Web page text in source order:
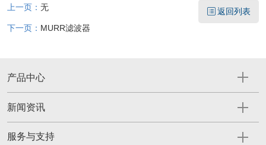
上一页： 无
下一页： MURR滤波器
返回列表
产品中心
新闻资讯
服务与支持